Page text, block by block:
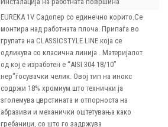
EUREKA 1V Садопер со единечно корито.Се
монтира над работната плоча. Припаѓа во
групата на CLASSICSTYLE LINE која се
одликува со класична линија . Материјалот
од кој е изработен е “AISI 304 18/10”
нер"ѓосувачки челик. Овој тип на инокс
содржи 18% хромиум што технички ја
зголемува цврстината и отпорноста на
абразиви и механички оштетувања како
гребаници, со што го задржува